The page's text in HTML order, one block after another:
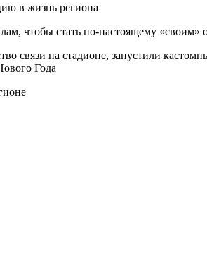
в жизнь региона
чтобы стать по-настоящему «своим»
связи на стадионе, запустили
Года